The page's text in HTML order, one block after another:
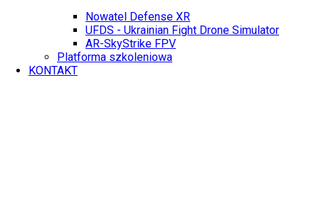
Nowatel Defense XR
UFDS - Ukrainian Fight Drone Simulator
AR-SkyStrike FPV
Platforma szkoleniowa
KONTAKT